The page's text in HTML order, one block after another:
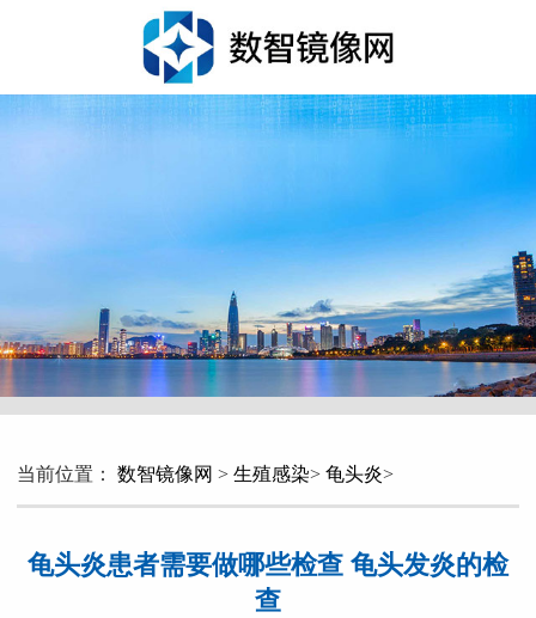
当前位置： 数智镜像网 > 生殖感染> 龟头炎>
龟头炎患者需要做哪些检查 龟头发炎的检
查